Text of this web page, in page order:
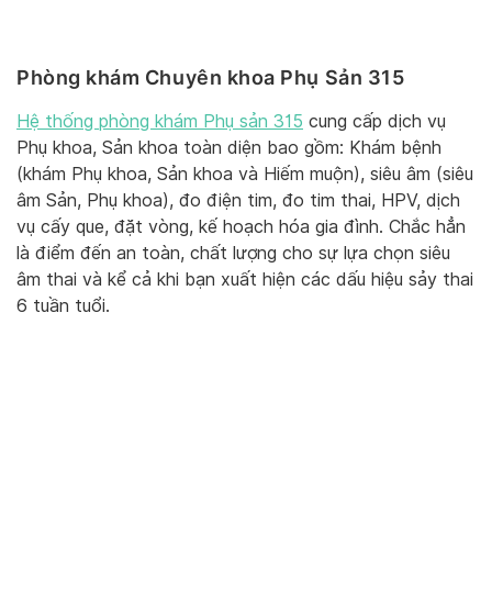
Phòng khám Chuyên khoa Phụ Sản 315
Hệ thống phòng khám Phụ sản 315 cung cấp dịch vụ
Phụ khoa, Sản khoa toàn diện bao gồm: Khám bệnh
(khám Phụ khoa, Sản khoa và Hiếm muộn), siêu âm (siêu
âm Sản, Phụ khoa), đo điện tim, đo tim thai, HPV, dịch
vụ cấy que, đặt vòng, kế hoạch hóa gia đình. Chắc hẳn
là điểm đến an toàn, chất lượng cho sự lựa chọn siêu
âm thai và kể cả khi bạn xuất hiện các dấu hiệu sảy thai
6 tuần tuổi.